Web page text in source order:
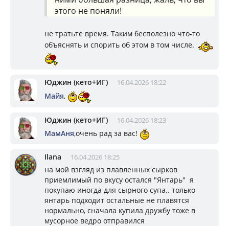
этого не поняли!
не тратьте время. Таким бесполезно что-то
объяснять и спорить об этом в том числе.
Юджин (кето+ИГ) 16.04.2026 18:22
Майя,
Юджин (кето+ИГ) 16.04.2026 18:23
МамАня,очень рад за вас!
Ilana 16.04.2026 18:25
на мой взгляд из плавленных сырков
приемлимый по вкусу остался "Янтарь" я
покупаю иногда для сырного супа.. только
янтарь подходит остальные не плавятся
нормально, сначала купила дружбу тоже в
мусорное ведро отправился